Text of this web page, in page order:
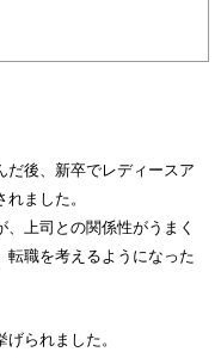
だ後、新卒でレディースア
ました。
上司との関係性がうまく
転職を考えるようになった
られました。